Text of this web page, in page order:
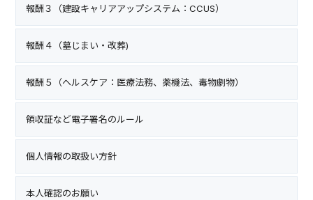
報酬３（建設キャリアアップシステム：CCUS）
報酬４（墓じまい・改葬)
報酬５（ヘルスケア：医療法務、薬機法、毒物劇物）
領収証など電子署名のルール
個人情報の取扱い方針
本人確認のお願い